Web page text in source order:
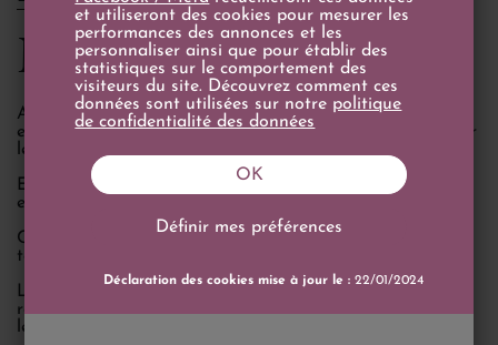
Mas Karolina
Après s'être aguerrie aux vinifications de vins américains
et d'Afrique du Sud,Caroline Bonville
a choisi de relever
le défi des merveilleux vins du Sud dans le Roussillon.
Elle s'y investit à temps plein entre le travail de la vigne
et l'élevage au chai.
Ces vins sont marqués du sceau de la variété de leur
terroir, schistes, granit et marnes.
Les divers cépages, grenache, syrah, carignan pour les
rouges, grenache gris et blanc, maccabeu et muscat pour
les blancs contribuent à l'harmonie de l'ensemble.
et utiliseront des cookies pour mesurer les
performances des annonces et les
personnaliser ainsi que pour établir des
statistiques sur le comportement des
visiteurs du site. Découvrez comment ces
données sont utilisées sur notre politique
de confidentialité des données
Définir mes préférences
OK
Déclaration des cookies mise à jour le :22/01/2024